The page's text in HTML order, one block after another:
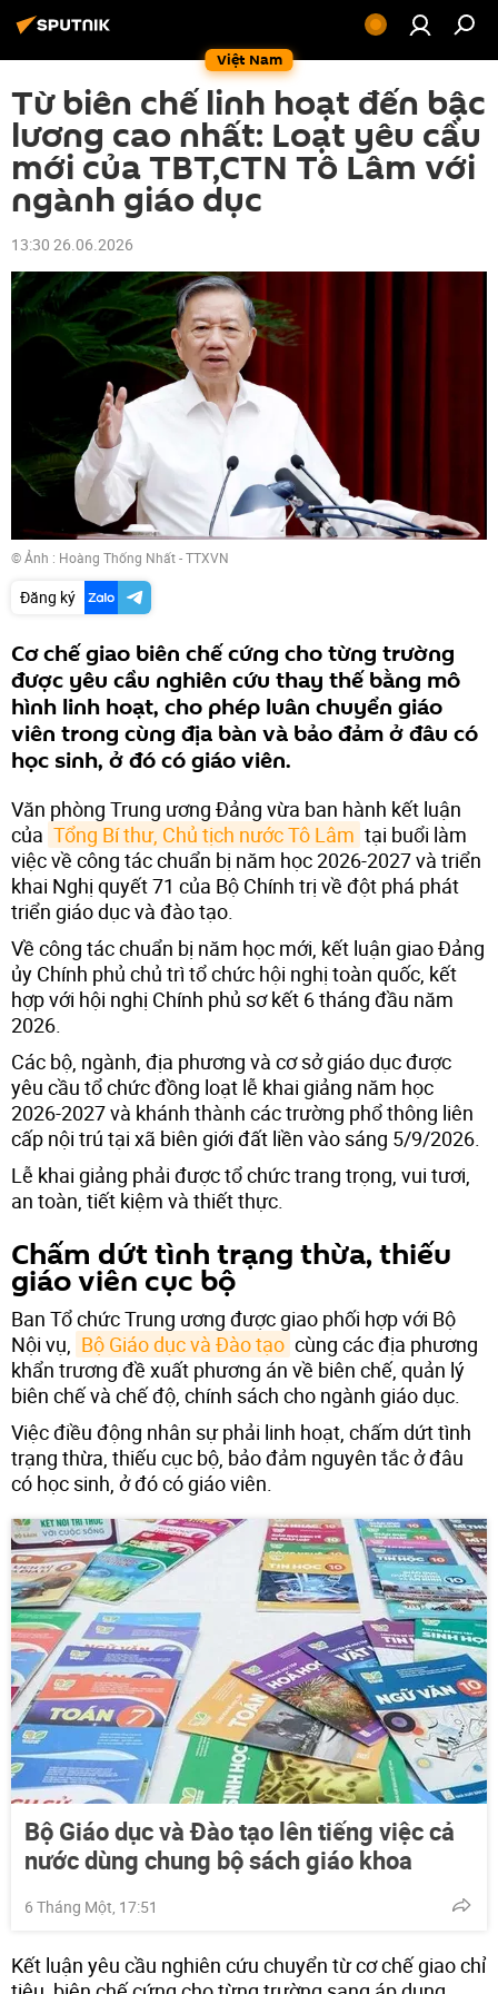
Việt Nam
Từ biên chế linh hoạt đến bậc
lương cao nhất: Loạt yêu cầu
mới của TBT,CTN Tô Lâm với
ngành giáo dục
13:30 26.06.2026
© Ảnh : Hoàng Thống Nhất - TTXVN
Đăng ký
Cơ chế giao biên chế cứng cho từng trường
được yêu cầu nghiên cứu thay thế bằng mô
hình linh hoạt, cho phép luân chuyển giáo
viên trong cùng địa bàn và bảo đảm ở đâu có
học sinh, ở đó có giáo viên.
Văn phòng Trung ương Đảng vừa ban hành kết luận
của Tổng Bí thư, Chủ tịch nước Tô Lâm tại buổi làm
việc về công tác chuẩn bị năm học 2026-2027 và triển
khai Nghị quyết 71 của Bộ Chính trị về đột phá phát
triển giáo dục và đào tạo.
Về công tác chuẩn bị năm học mới, kết luận giao Đảng
ủy Chính phủ chủ trì tổ chức hội nghị toàn quốc, kết
hợp với hội nghị Chính phủ sơ kết 6 tháng đầu năm
2026.
Các bộ, ngành, địa phương và cơ sở giáo dục được
yêu cầu tổ chức đồng loạt lễ khai giảng năm học
2026-2027 và khánh thành các trường phổ thông liên
cấp nội trú tại xã biên giới đất liền vào sáng 5/9/2026.
Lễ khai giảng phải được tổ chức trang trọng, vui tươi,
an toàn, tiết kiệm và thiết thực.
Chấm dứt tình trạng thừa, thiếu
giáo viên cục bộ
Ban Tổ chức Trung ương được giao phối hợp với Bộ
Nội vụ,
Bộ Giáo dục và Đào tạo cùng các địa phương
khẩn trương đề xuất phương án về biên chế, quản lý
biên chế và chế độ, chính sách cho ngành giáo dục.
Việc điều động nhân sự phải linh hoạt, chấm dứt tình
trạng thừa, thiếu cục bộ, bảo đảm nguyên tắc ở đâu
có học sinh, ở đó có giáo viên.
Bộ Giáo dục và Đào tạo lên tiếng việc cả
nước dùng chung bộ sách giáo khoa
6 Tháng Một, 17:51
Kết luận yêu cầu nghiên cứu chuyển từ cơ chế giao chỉ